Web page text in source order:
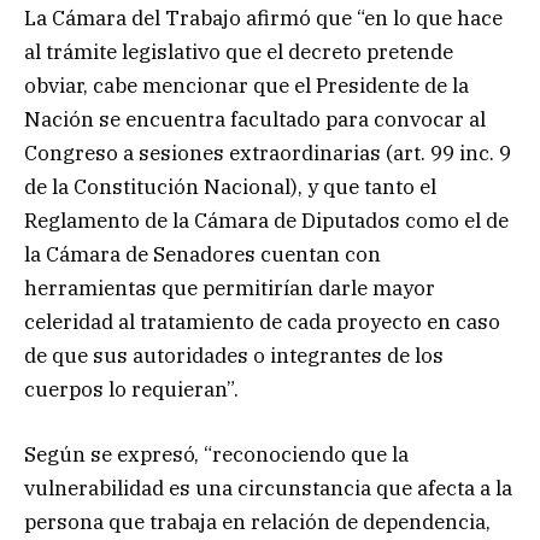
La Cámara del Trabajo afirmó que “en lo que hace
al trámite legislativo que el decreto pretende
obviar, cabe mencionar que el Presidente de la
Nación se encuentra facultado para convocar al
Congreso a sesiones extraordinarias (art. 99 inc. 9
de la Constitución Nacional), y que tanto el
Reglamento de la Cámara de Diputados como el de
la Cámara de Senadores cuentan con
herramientas que permitirían darle mayor
celeridad al tratamiento de cada proyecto en caso
de que sus autoridades o integrantes de los
cuerpos lo requieran”.
Según se expresó, “reconociendo que la
vulnerabilidad es una circunstancia que afecta a la
persona que trabaja en relación de dependencia,